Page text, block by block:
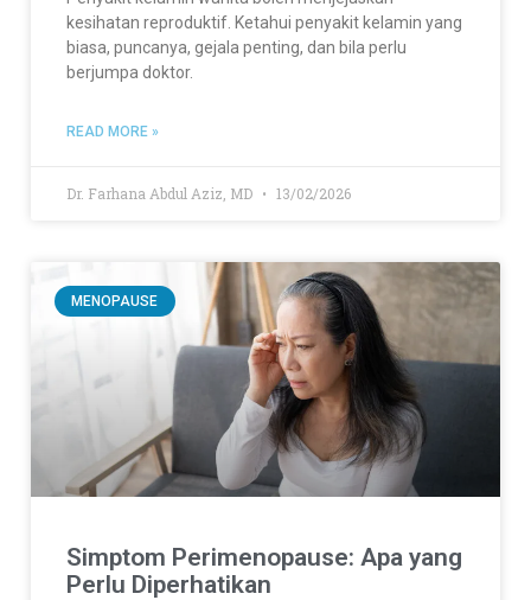
kesihatan reproduktif. Ketahui penyakit kelamin yang
biasa, puncanya, gejala penting, dan bila perlu
berjumpa doktor.
READ MORE »
Dr. Farhana Abdul Aziz, MD 13/02/2026
MENOPAUSE
Simptom Perimenopause: Apa yang
Perlu Diperhatikan